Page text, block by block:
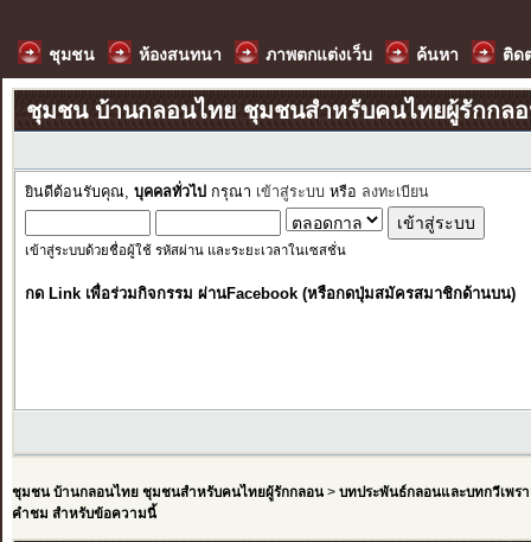
ชุมชน ห้องสนทนา ภาพตกแต่งเว็บ ค้นหา ติด
ชุมชน บ้านกลอนไทย ชุมชนสำหรับคนไทยผู้รักกล
ยินดีต้อนรับคุณ, บุคคลทั่วไป กรุณา เข้าสู่ระบบ หรือ ลงทะเบียน
เข้าสู่ระบบด้วยชื่อผู้ใช้ รหัสผ่าน และระยะเวลาในเซสชั่น
กด Link เพื่อร่วมกิจกรรม ผ่านFacebook (หรือกดปุ่มสมัครสมาชิกด้านบน)
ชุมชน บ้านกลอนไทย ชุมชนสำหรับคนไทยผู้รักกลอน> บทประพันธ์กลอนและบทกวีเพรา
คำชม สำหรับข้อความนี้